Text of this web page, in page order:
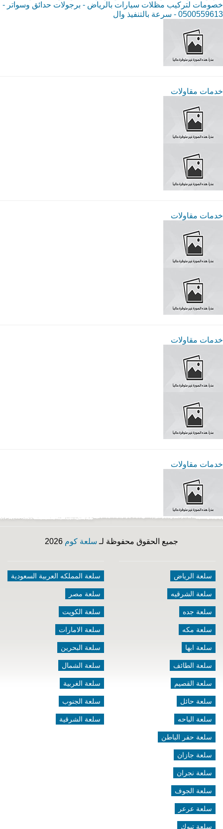
خصومات لتركيب مظلات سيارات بالرياض - برجولات حدائق وسواتر -
0500559613 - سرعة بالتنفيذ وال
خدمات مقاولات
خدمات مقاولات
خدمات مقاولات
خدمات مقاولات
جميع الحقوق محفوظة لـ سلعة كوم
سلعة الرياض
سلعة الشرقيه
سلعة جده
سلعة مكه
سلعة ابها
سلعة الطائف
سلعة القصيم
سلعة حائل
سلعة الباحه
سلعة حفر الباطن
سلعة جازان
سلعة نجران
سلعة الجوف
سلعة عرعر
سلعة تبوك
سلعة المملكه العربية السعودية
سلعة مصر
سلعة الكويت
سلعة الامارات
سلعة البحرين
سلعة الشمال
سلعة الغربية
سلعة الجنوب
سلعة الشرقية